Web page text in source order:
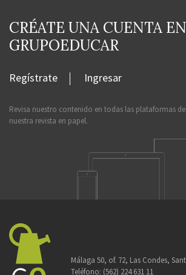
CRÉATE UNA CUENTA EN
GRUPOEDUCAR
Regístrate Ingresar
Revisa nuestro contenido en todas las plataformas
nuestra revista en papel.
Málaga 50, of. 72, Las Condes,
Teléfono: (562) 224 631 11